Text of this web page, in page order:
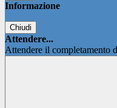
Informazione
Chiudi
Attendere...
Attendere il completamento